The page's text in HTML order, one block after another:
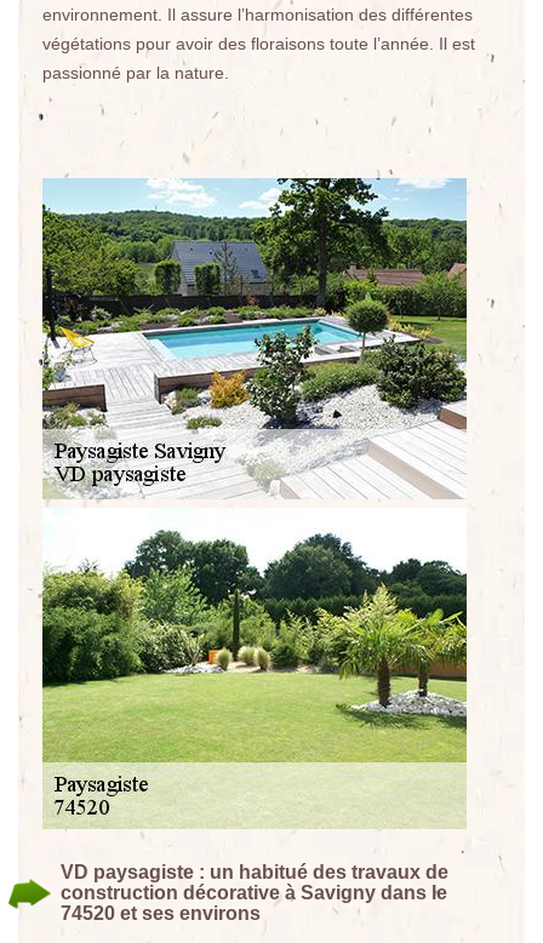
environnement. Il assure l’harmonisation des différentes
végétations pour avoir des floraisons toute l’année. Il est
passionné par la nature.
VD paysagiste : un habitué des travaux de
construction décorative à Savigny dans le
74520 et ses environs